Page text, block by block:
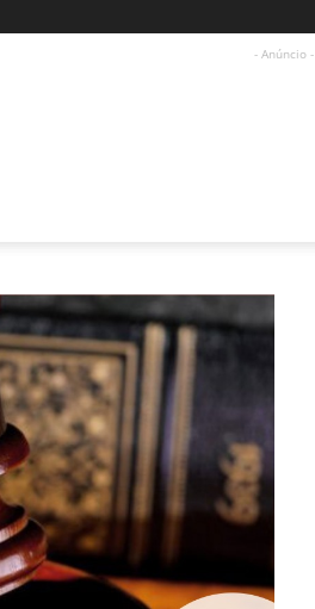
- Anúncio -